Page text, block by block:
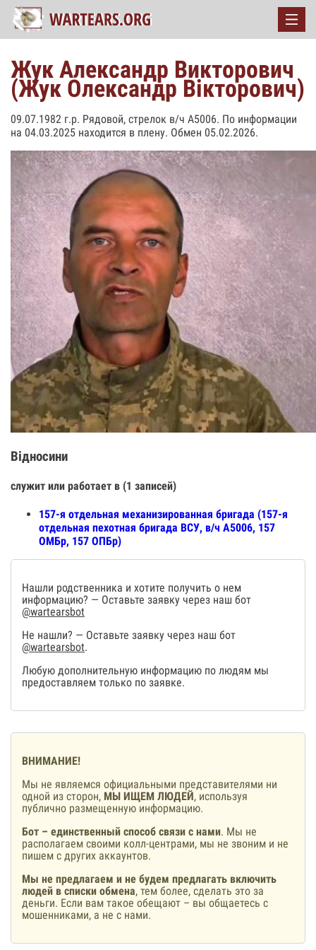
Жук Александр Викторович
(Жук Олександр Вікторович)
09.07.1982 г.р. Рядовой, стрелок в/ч А5006. По информации
на 04.03.2025 находится в плену. Обмен 05.02.2026.
Відносини
служит или работает в (1 записей)
157-я отдельная механизированная бригада (157-я
отдельная пехотная бригада ВСУ, в/ч А5006, 157
ОМБр, 157 ОПБр)
Нашли родственника и хотите получить о нем
информацию? — Оставьте заявку через наш бот
@wartearsbot
Не нашли? — Оставьте заявку через наш бот
@wartearsbot.
Любую дополнительную информацию по людям мы
предоставляем только по заявке.
ВНИМАНИЕ!
Мы не являемся официальными представителями ни
одной из сторон, МЫ ИЩЕМ ЛЮДЕЙ, используя
публично размещенную информацию.
Бот – единственный способ связи с нами. Мы не
располагаем своими колл-центрами, мы не звоним и не
пишем с других аккаунтов.
Мы не предлагаем и не будем предлагать включить
людей в списки обмена, тем более, сделать это за
деньги. Если вам такое обещают – вы общаетесь с
мошенниками, а не с нами.